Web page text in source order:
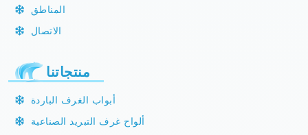
المناطق
الاتصال
منتجاتنا
أبواب الغرف الباردة
ألواح غرف التبريد الصناعية